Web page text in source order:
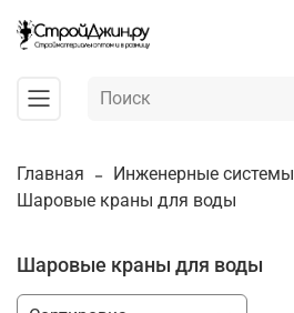
Главная Инженерные системы
Шаровые краны для воды
Шаровые краны для воды